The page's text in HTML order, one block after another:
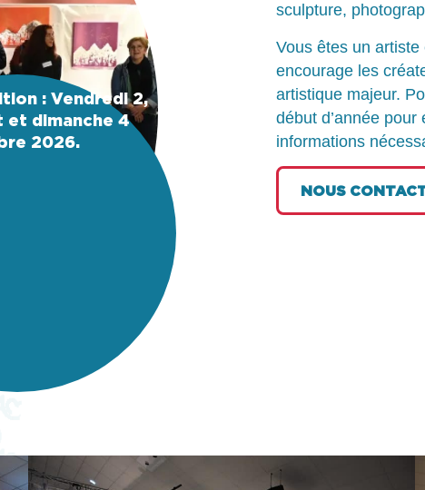
: Vendredi 2,
et dimanche 4
2026.
sculpture,
Vous êtes un artiste
encourage les
artistique majeur.
début d’année
informations
NOUS